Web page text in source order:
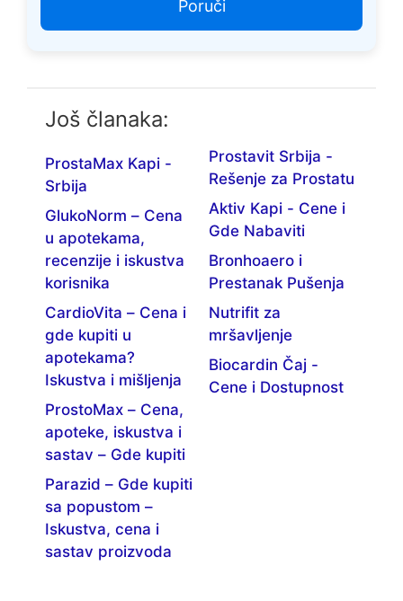
Još članaka:
ProstaMax Kapi -
Srbija
GlukoNorm – Cena
u apotekama,
recenzije i iskustva
korisnika
CardioVita – Cena i
gde kupiti u
apotekama?
Iskustva i mišljenja
ProstoMax – Cena,
apoteke, iskustva i
sastav – Gde kupiti
Parazid – Gde kupiti
sa popustom –
Iskustva, cena i
sastav proizvoda
Prostavit Srbija -
Rešenje za Prostatu
Aktiv Kapi - Cene i
Gde Nabaviti
Bronhoaero i
Prestanak Pušenja
Nutrifit za
mršavljenje
Biocardin Čaj -
Cene i Dostupnost